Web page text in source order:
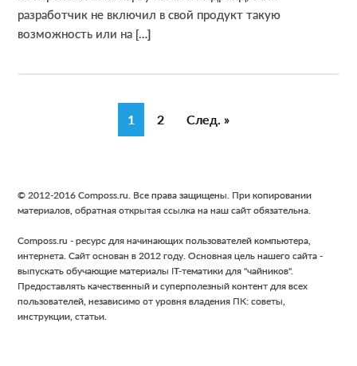
разработчик не включил в свой продукт такую
возможность или на […]
G
o
p
g
e
1
G
p
g
e
2 След. »
Footer
© 2012-2016 Composs.ru. Все права защищены. При копировании
материалов, обратная открытая ссылка на наш сайт обязательна.
Composs.ru - ресурс для начинающих пользователей компьютера,
интернета. Сайт основан в 2012 году. Основная цель нашего сайта -
выпускать обучающие материалы IT-тематики для "чайников".
Предоставлять качественный и суперполезный контент для всех
пользователей, независимо от уровня владения ПК: советы,
инструкции, статьи.